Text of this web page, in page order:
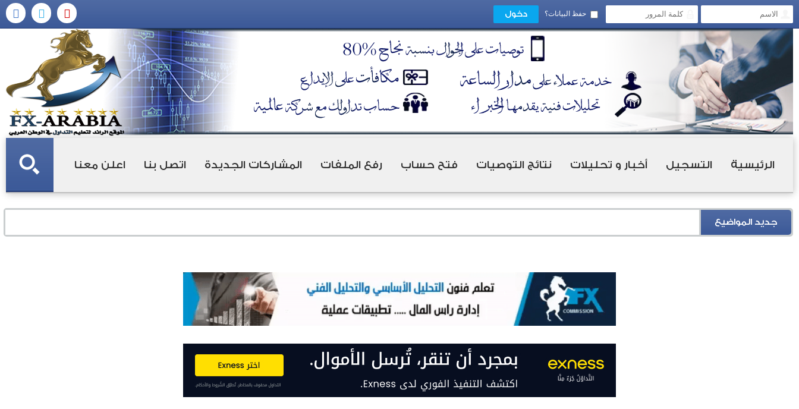
حفظ البيانات؟
الرئيسية التسجيل أخبار و تحليلات نتائج التوصيات فتح حساب رفع الملفات المشاركات الجديدة اتصل بنا اعلن معنا
جديد المواضيع